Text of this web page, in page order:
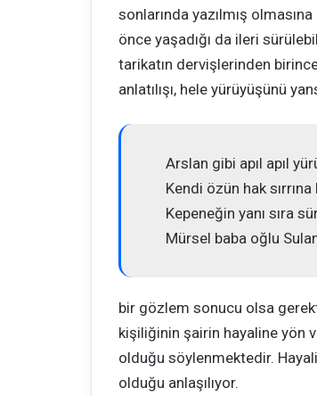
sonlarında yazılmış
önce yaşadığı da ileri
tarikatın dervişlerinden
anlatılışı, hele yürüyüşünü
Arslan gibi apıl apıl
Kendi özün hak sırrına
Kepeneğin yanı sıra
Mürsel baba oğlu
bir gözlem sonucu olsa
kişiliğinin şairin hayaline yön
olduğu söylenmektedir. Hayali
olduğu anlaşılıyor.